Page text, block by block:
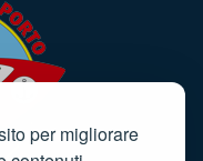
per migliorare